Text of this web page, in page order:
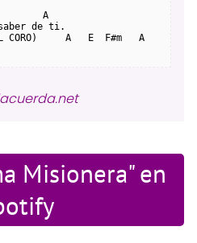
A
de ti.
CORO)     A   E  F#m   A
Misionera" en